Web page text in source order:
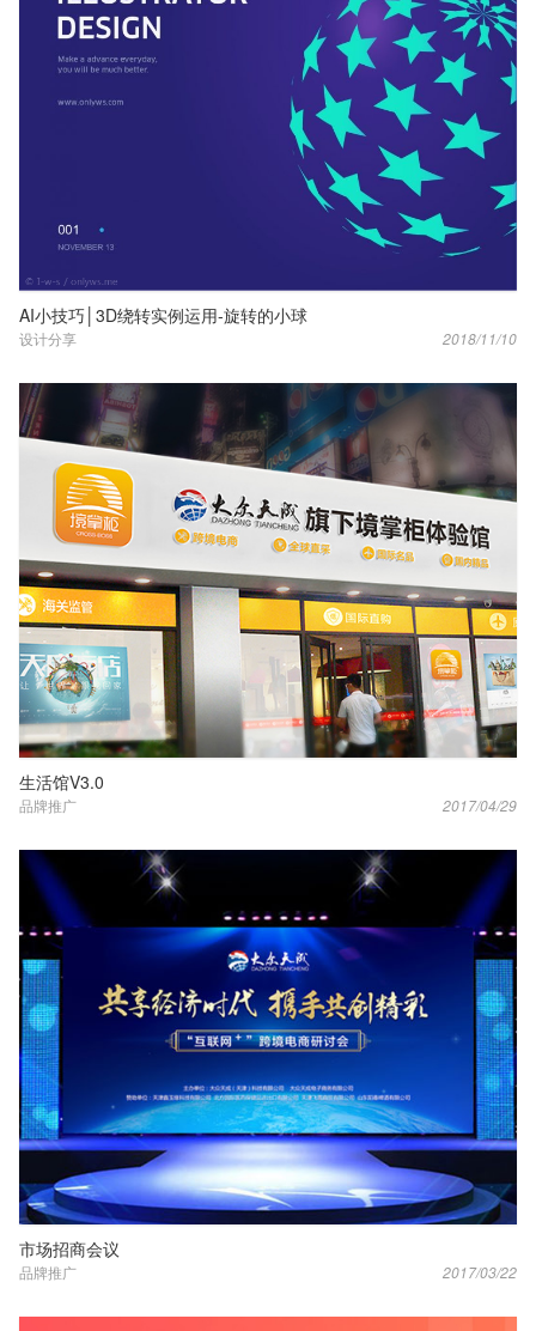
AI小技巧│3D绕转实例运用-旋转的小球
设计分享 2018/11/10
生活馆V3.0
品牌推广 2017/04/29
市场招商会议
品牌推广 2017/03/22